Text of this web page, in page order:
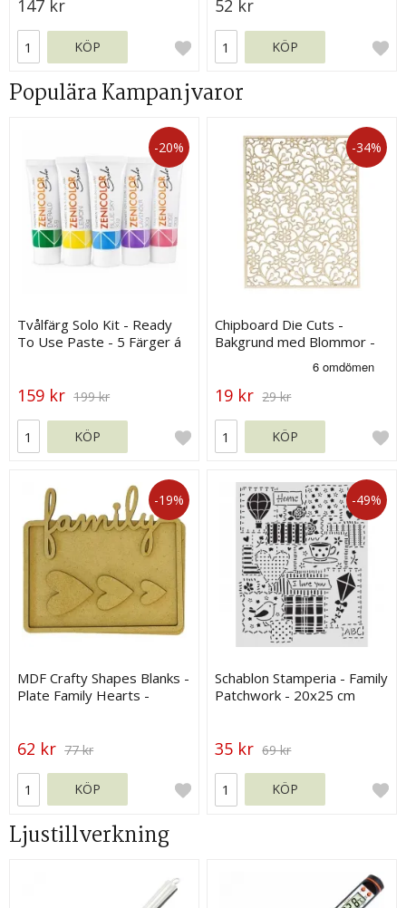
147 kr
KÖP
52 kr
KÖP
Populära Kampanjvaror
-20%
Tvålfärg Solo Kit - Ready
To Use Paste - 5 Färger á
159 kr 199 kr
KÖP
-34%
Chipboard Die Cuts -
Bakgrund med Blommor -
19 kr 29 kr
KÖP
-19%
MDF Crafty Shapes Blanks -
Plate Family Hearts -
62 kr 77 kr
KÖP
-49%
Schablon Stamperia - Family
Patchwork - 20x25 cm
35 kr 69 kr
KÖP
Ljustillverkning